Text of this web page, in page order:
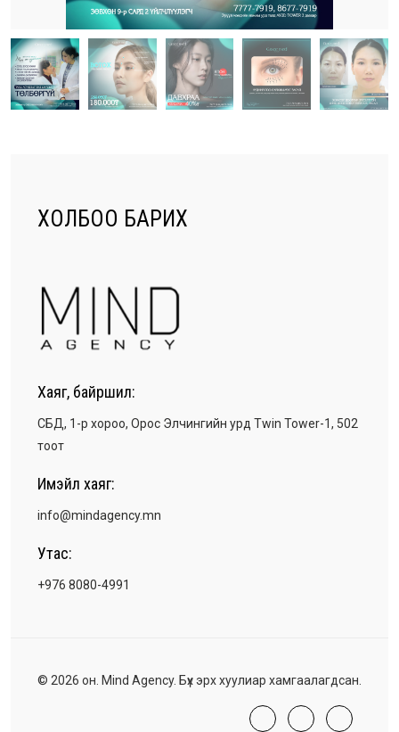
ХОЛБОО БАРИХ
Хаяг, байршил:
СБД, 1-р хороо, Орос Элчингийн урд Twin Tower-1, 502
тоот
Имэйл хаяг:
info@mindagency.mn
Утас:
+976 8080-4991
© 2026 он. Mind Agency. Бүх эрх хуулиар хамгаалагдсан.